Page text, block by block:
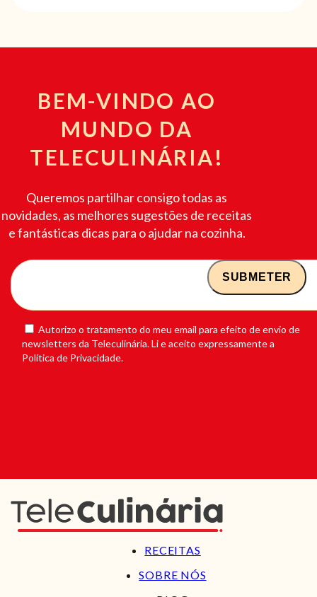
BEM-VINDO AO
MUNDO DA
TELECULINÁRIA!
Queremos partilhar consigo todas as
novidades, as melhores sugestões de receitas
e fantásticas dicas para o ajudar na cozinha.
Autorizo o tratamento do meu email para efeito de envio de
newsletters da Teleculinária. Li e aceito expressamente a
Política de Privacidade.
RECEITAS
SOBRE NÓS